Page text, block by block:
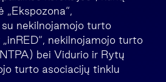
„Ekspozona“,
nekilnojamojo turto
„inRED“, nekilnojamojo turto
bei Vidurio ir Rytų
turto asociacijų tinklu